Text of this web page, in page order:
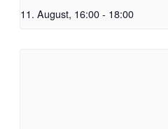
11. August, 16:00- 18:00